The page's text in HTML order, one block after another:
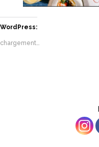
WordPress:
chargement…